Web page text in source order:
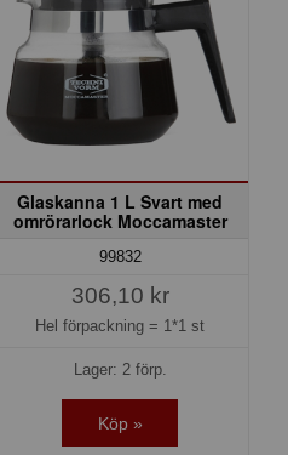
Glaskanna 1 L Svart med
omrörarlock Moccamaster
99832
306,10 kr
Hel förpackning = 1*1 st
Lager: 2 förp.
Köp »